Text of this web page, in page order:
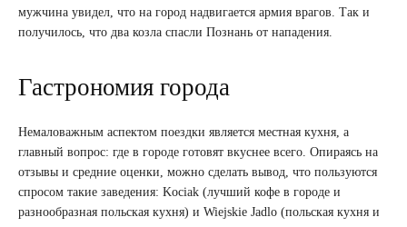
мужчина увидел, что на город надвигается армия врагов. Так и
получилось, что два козла спасли Познань от нападения.
Гастрономия города
Немаловажным аспектом поездки является местная кухня, а
главный вопрос: где в городе готовят вкуснее всего. Опираясь на
отзывы и средние оценки, можно сделать вывод, что пользуются
спросом такие заведения: Kociak (лучший кофе в городе и
разнообразная польская кухня) и Wiejskie Jadlo (польская кухня и